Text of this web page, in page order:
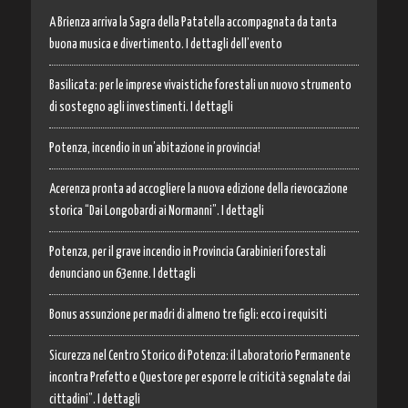
A Brienza arriva la Sagra della Patatella accompagnata da tanta
buona musica e divertimento. I dettagli dell’evento
Basilicata: per le imprese vivaistiche forestali un nuovo strumento
di sostegno agli investimenti. I dettagli
Potenza, incendio in un’abitazione in provincia!
Acerenza pronta ad accogliere la nuova edizione della rievocazione
storica “Dai Longobardi ai Normanni”. I dettagli
Potenza, per il grave incendio in Provincia Carabinieri forestali
denunciano un 63enne. I dettagli
Bonus assunzione per madri di almeno tre figli: ecco i requisiti
Sicurezza nel Centro Storico di Potenza: il Laboratorio Permanente
incontra Prefetto e Questore per esporre le criticità segnalate dai
cittadini”. I dettagli